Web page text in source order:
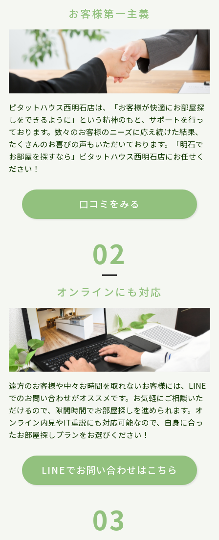
お客様第一主義
ピタットハウス西明石店は、「お客様が快適にお部屋探
しをできるように」という精神のもと、サポートを行っ
ております。数々のお客様のニーズに応え続けた結果、
たくさんのお喜びの声もいただいております。「明石で
お部屋を探すなら」ピタットハウス西明石店にお任せく
ださい！
口コミをみる
02
オンラインにも対応
遠方のお客様や中々お時間を取れないお客様には、LINE
でのお問い合わせがオススメです。お気軽にご相談いた
だけるので、隙間時間でお部屋探しを進められます。オ
ンライン内見やIT重説にも対応可能なので、自身に合っ
たお部屋探しプランをお選びください！
LINEでお問い合わせはこちら
03